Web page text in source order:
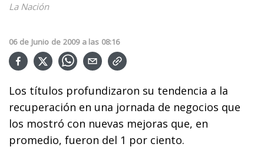
La Nación
06 de Junio de 2009 a las 08:16
Los títulos profundizaron su tendencia a la
recuperación en una jornada de negocios que
los mostró con nuevas mejoras que, en
promedio, fueron del 1 por ciento.